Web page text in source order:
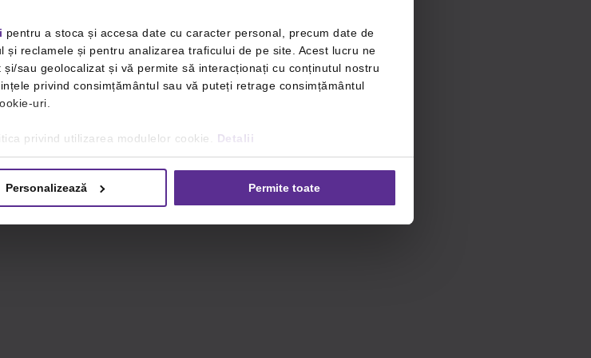
pentru a stoca și accesa date cu caracter personal, precum date de
reclamele și pentru analizarea traficului de pe site. Acest lucru ne
sau geolocalizat și vă permite să interacționați cu conținutul nostru
privind consimțământul sau vă puteți retrage consimțământul
uri.
privind utilizarea modulelor cookie. Detalii
Personalizează Permite toate